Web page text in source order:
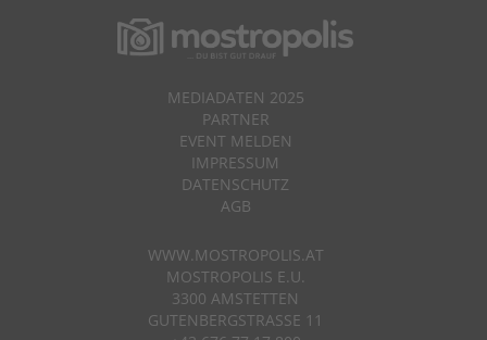
MEDIADATEN 2025
PARTNER
EVENT MELDEN
IMPRESSUM
DATENSCHUTZ
AGB
WWW.MOSTROPOLIS.AT
MOSTROPOLIS E.U.
3300 AMSTETTEN
GUTENBERGSTRASSE 11